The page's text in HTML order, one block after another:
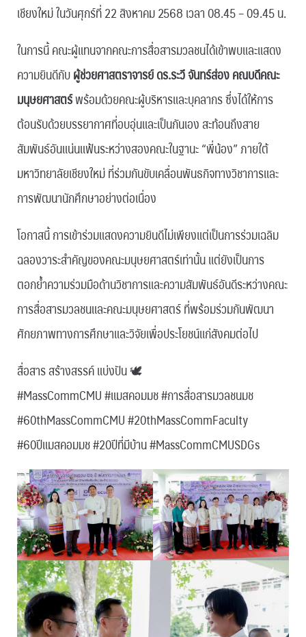
เชียงใหม่ ในวันศุกร์ที่ 22 สิงหาคม 2568 เวลา 08.45 – 09.45 น.
ในการนี้ คณะผู้แทนจากคณะการสื่อสารมวลชนได้เข้าพบและแสดง
ความยินดีกับผู้ช่วยศาสตราจารย์ ดร.ระวี จันทร์ส่อง คณบดีคณะ
มนุษยศาสตร์พร้อมด้วยคณะผู้บริหารและบุคลากร ซึ่งได้ให้การ
ต้อนรับด้วยบรรยากาศที่อบอุ่นและเป็นกันเอง สะท้อนถึงสาย
สัมพันธ์อันแน่นแฟ้นระหว่างสองคณะในฐานะ “พี่น้อง” ภายใต้
มหาวิทยาลัยเชียงใหม่ ที่ร่วมกันขับเคลื่อนพันธกิจทางวิชาการและ
การพัฒนานักศึกษาอย่างต่อเนื่อง
โอกาสนี้ การเข้าร่วมแสดงความยินดีไม่เพียงแต่เป็นการร่วมเฉลิม
ฉลองวาระสำคัญของคณะมนุษยศาสตร์เท่านั้น แต่ยังเป็นการ
ตอกย้ำความร่วมมือด้านวิชาการและความสัมพันธ์อันดีระหว่างคณะ
การสื่อสารมวลชนและคณะมนุษยศาสตร์ ที่พร้อมร่วมกันพัฒนา
ศักยภาพทางการศึกษาและวิจัยเพื่อประโยชน์แก่สังคมต่อไป
สื่อสาร สร้างสรรค์ แบ่งปัน 🕊
#MassCommCMU #แมสคอมมช #การสื่อสารมวลชนมช
#60thMassCommCMU #20thMassCommFaculty
#60ปีแมสคอมมช #20ปีที่มีบ้าน #MassCommCMUSDGs